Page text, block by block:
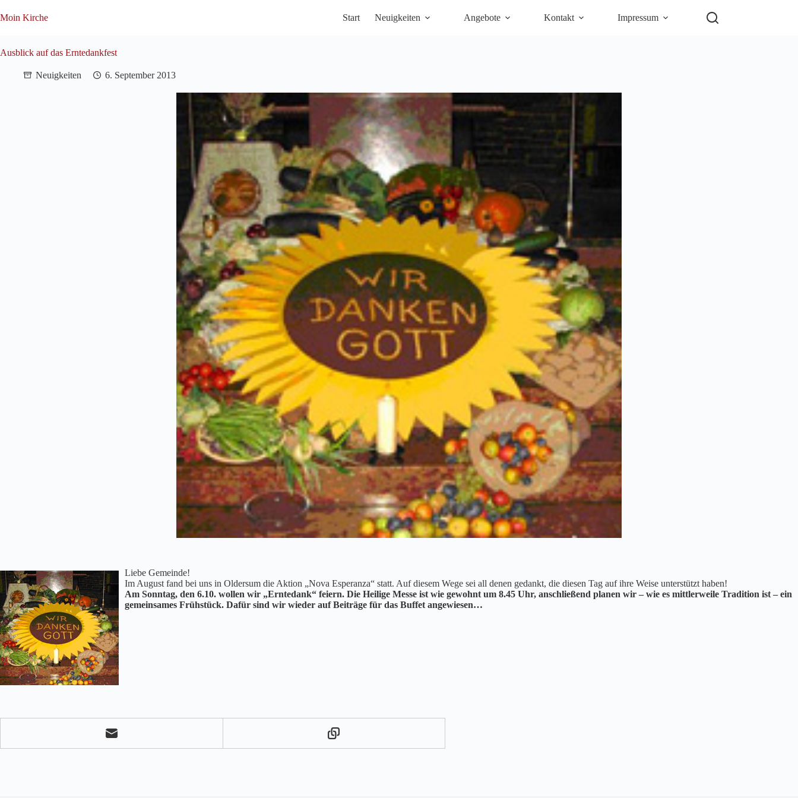
Inhalt
Moin Kirche Start Neuigkeiten Angebote Kontakt Impressum
Ausblick auf das Erntedankfest
Neuigkeiten 6. September 2013
Liebe Gemeinde!
Im August fand bei uns in Oldersum die Aktion „Nova Esperanza“ statt. Auf diesem Wege sei all denen gedankt, die diesen Tag auf ihre Weise unterstützt haben!
Am Sonntag, den 6.10. wollen wir „Erntedank“ feiern. Die Heilige Messe ist wie gewohnt um 8.45 Uhr, anschließend planen wir – wie es mittlerweile Tradition ist – ein
gemeinsames Frühstück. Dafür sind wir wieder auf Beiträge für das Buffet angewiesen…